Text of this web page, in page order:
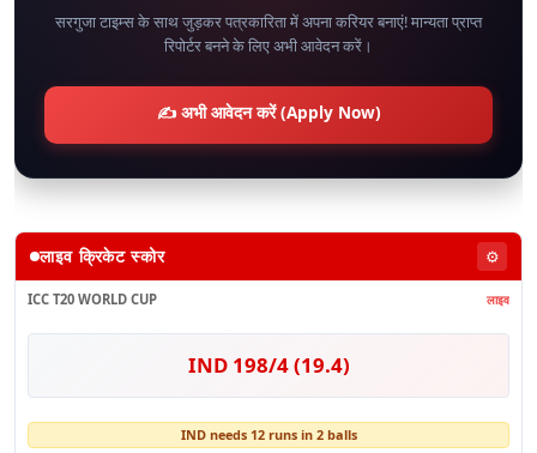
सरगुजा टाइम्स के साथ जुड़कर पत्रकारिता में अपना करियर बनाएं! मान्यता प्राप्त
रिपोर्टर बनने के लिए अभी आवेदन करें।
✍️ अभी आवेदन करें (Apply Now)
लाइव क्रिकेट स्कोर ⚙️
ICC T20 WORLD CUP लाइव
IND 198/4 (19.4)
IND needs 12 runs in 2 balls